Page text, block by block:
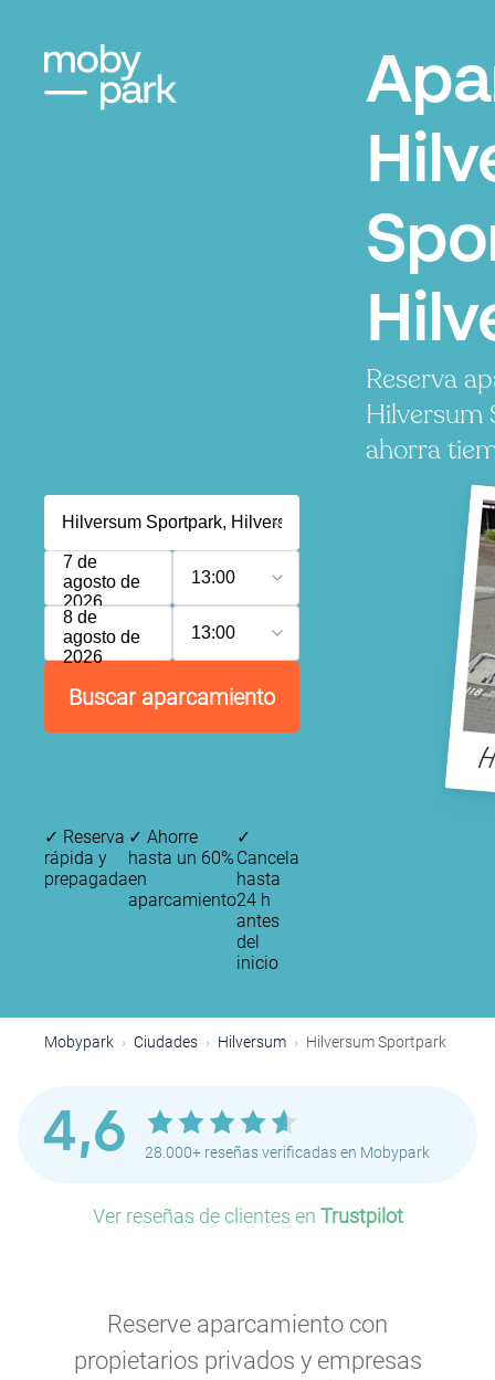
Reserva
Hilversum
ahorra
7 de
agosto de
2026
13:00
8 de
agosto de
2026
13:00
Buscar aparcamiento
✓ Reserva
rápida y
prepagada
✓ Ahorre
hasta un 60%
en
aparcamiento
✓
Cancela
hasta
24 h
antes
del
inicio
Mobypark Ciudades Hilversum Hilversum Sportpark
4,6 28.000+ reseñas verificadas en Mobypark
Ver reseñas de clientes en Trustpilot
Reserve aparcamiento con
propietarios privados y empresas